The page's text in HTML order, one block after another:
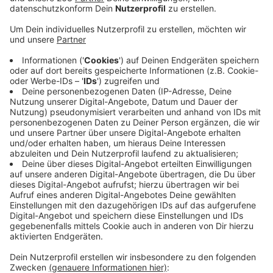
Seit 10 Jahren gibt es in Siegen ein
Betrieben wird es vom Verein “Alteraktiv” um Klaus
Reifenrath. Die ehrenamtlichen Hobby-Schrauber
reparieren kostenlos defekte elektrische Kleingeräte,
aber auch Fahrräder. Seit Neuestem in der Sandstraße
26.
Nicht repariert werden große Elektrogeräte wie
Wasch- und Spülmaschinen. Gesucht werden gerade
nicht mehr benötigte Kinderfahrräder, die in der
Fahrradwerkstatt in Schuss gebracht und dann an
Bedürftige verschenkt werden.